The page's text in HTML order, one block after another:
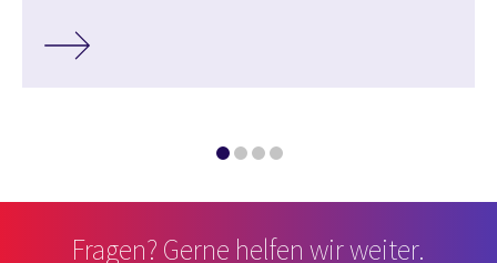
Fragen? Gerne helfen wir weiter.